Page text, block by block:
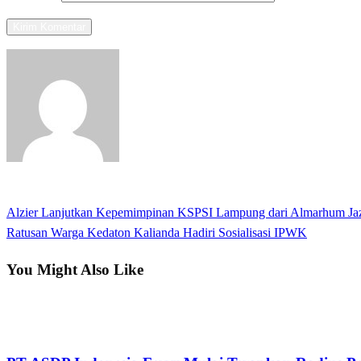
Navigasi
Previous
Post
Alzier Lanjutkan Kepemimpinan KSPSI Lampung dari Almarhum
Next
Ratusan Warga Kedaton Kalianda Hadiri Sosialisasi IPWK
You Might Also Like